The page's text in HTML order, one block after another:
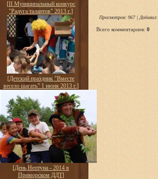
[II Муниципальный конкурс
"Радуга талантов" 2013 г.]
[Детский праздник "Вместе
весело шагать" 1 июня 2013 г.]
[День Нептуна - 2014 в
Приморском ДДТ]
Просмотров: 967 | Добавил:
Всего комментариев: 0